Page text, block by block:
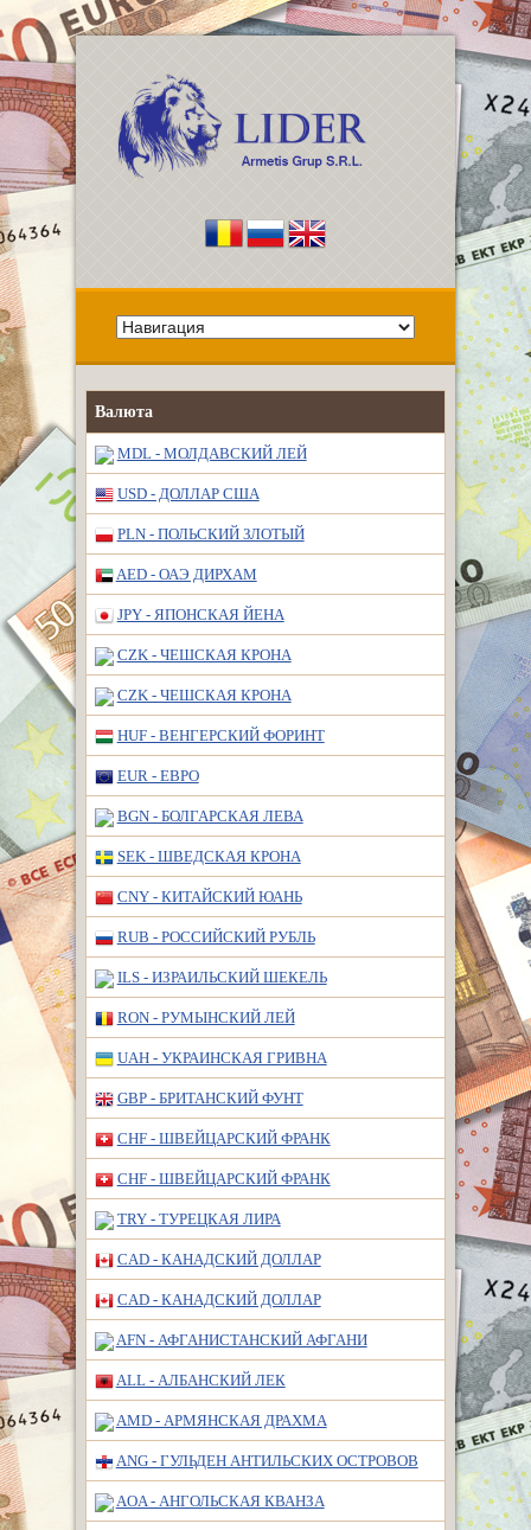
Валюта
MDL - МОЛДАВСКИЙ ЛЕЙ
USD - ДОЛЛАР США
PLN - ПОЛЬСКИЙ ЗЛОТЫЙ
AED - ОАЭ ДИРХАМ
JPY - ЯПОНСКАЯ ЙЕНА
CZK - ЧЕШСКАЯ КРОНА
CZK - ЧЕШСКАЯ КРОНА
HUF - ВЕНГЕРСКИЙ ФОРИНТ
EUR - ЕВРО
BGN - БОЛГАРСКАЯ ЛЕВА
SEK - ШВЕДСКАЯ КРОНА
CNY - КИТАЙСКИЙ ЮАНЬ
RUB - РОССИЙСКИЙ РУБЛЬ
ILS - ИЗРАИЛЬСКИЙ ШЕКЕЛЬ
RON - РУМЫНСКИЙ ЛЕЙ
UAH - УКРАИНСКАЯ ГРИВНА
GBP - БРИТАНСКИЙ ФУНТ
CHF - ШВЕЙЦАРСКИЙ ФРАНК
CHF - ШВЕЙЦАРСКИЙ ФРАНК
TRY - ТУРЕЦКАЯ ЛИРА
CAD - КАНАДСКИЙ ДОЛЛАР
CAD - КАНАДСКИЙ ДОЛЛАР
AFN - АФГАНИСТАНСКИЙ АФГАНИ
ALL - АЛБАНСКИЙ ЛЕК
AMD - АРМЯНСКАЯ ДРАХМА
ANG - ГУЛЬДЕН АНТИЛЬСКИХ ОСТРОВОВ
AOA - АНГОЛЬСКАЯ КВАНЗА